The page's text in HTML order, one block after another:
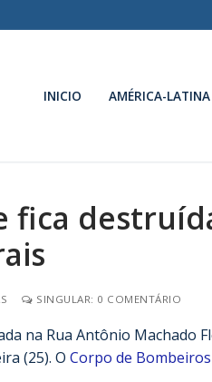
INICIO AMÉRICA-LATINA
fica
SINGULAR: 0 COMENTÁRIO
na Rua Antônio Machado
(25). O Corpo de Bombeiros